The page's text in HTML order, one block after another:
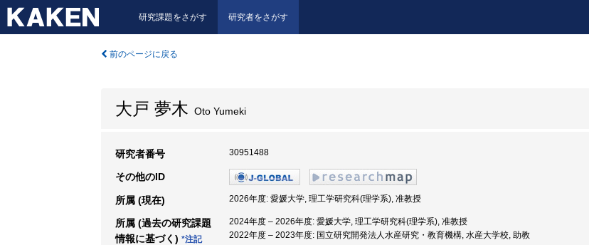
研究課題をさがす 研究者をさがす
前のページに戻る
大戸 夢木 Oto Yumeki
研究者番号 30951488
その他のID
所属 (現在) 2026年度: 愛媛大学, 理工学研究科(理学系), 准教授
所属 (過去の研究課題
情報に基づく) *注記
2024年度 – 2026年度: 愛媛大学, 理工学研究科(理学系), 准教授
2022年度 – 2023年度: 国立研究開発法人水産研究・教育機構, 水産大学校, 助教